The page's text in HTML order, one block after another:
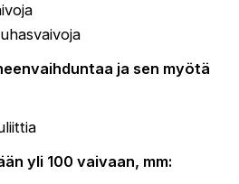
ja sen myötä
yli 100 vaivaan, mm: